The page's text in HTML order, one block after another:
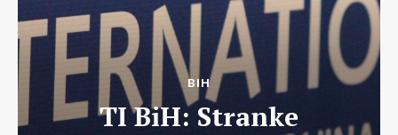
BIH
TI BiH: Stranke